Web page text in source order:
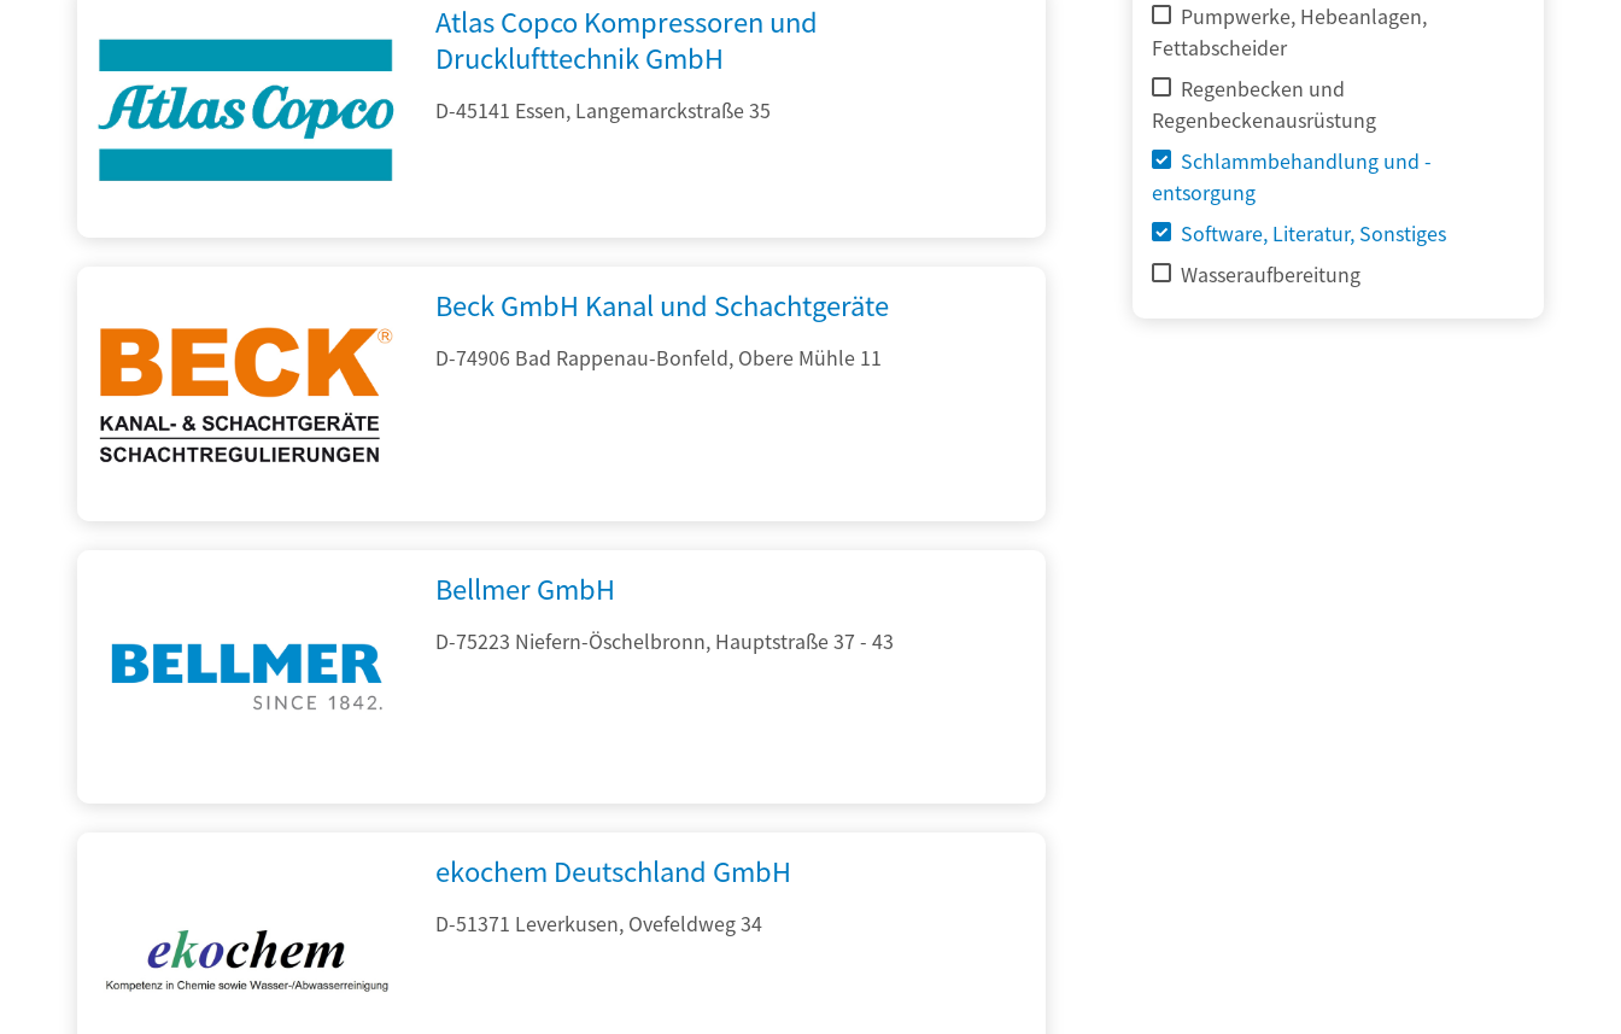
Pumpwerke, Hebeanlagen,
Fettabscheider
Regenbecken und
Regenbeckenausrüstung
Schlammbehandlung und -
entsorgung
Software, Literatur, Sonstiges
Wasseraufbereitung
Atlas Copco Kompressoren und
Drucklufttechnik GmbH
D-45141 Essen, Langemarckstraße 35
Beck GmbH Kanal und Schachtgeräte
D-74906 Bad Rappenau-Bonfeld, Obere Mühle 11
Bellmer GmbH
D-75223 Niefern-Öschelbronn, Hauptstraße 37 - 43
ekochem Deutschland GmbH
D-51371 Leverkusen, Ovefeldweg 34